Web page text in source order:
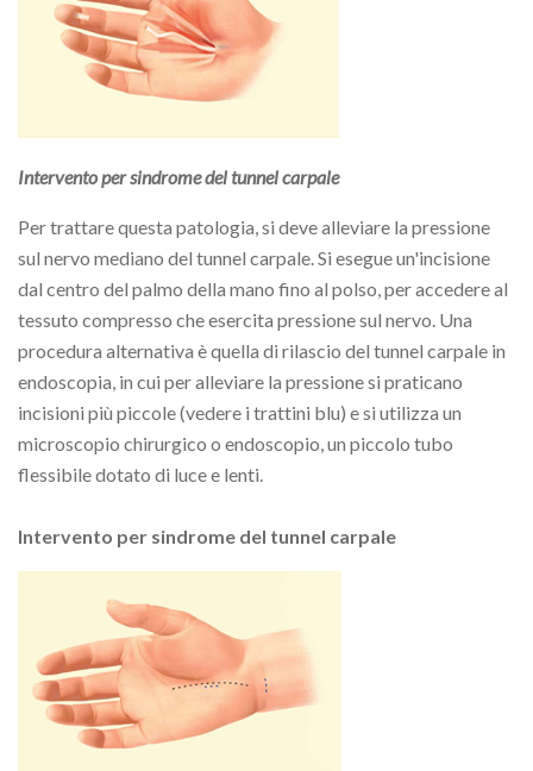
Intervento per sindrome del tunnel carpale
Per trattare questa patologia, si deve alleviare la pressione
sul nervo mediano del tunnel carpale. Si esegue un'incisione
dal centro del palmo della mano fino al polso, per accedere al
tessuto compresso che esercita pressione sul nervo. Una
procedura alternativa è quella di rilascio del tunnel carpale in
endoscopia, in cui per alleviare la pressione si praticano
incisioni più piccole (vedere i trattini blu) e si utilizza un
microscopio chirurgico o endoscopio, un piccolo tubo
flessibile dotato di luce e lenti.
Intervento per sindrome del tunnel carpale